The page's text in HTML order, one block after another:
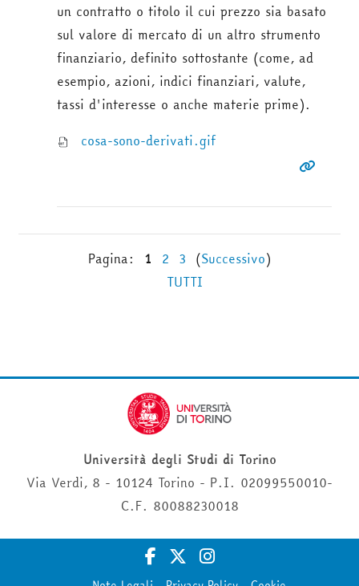
un contratto o titolo il cui prezzo sia basato
sul valore di mercato di un altro strumento
finanziario, definito sottostante (come, ad
esempio, azioni, indici finanziari, valute,
tassi d'interesse o anche materie prime).
cosa-sono-derivati.gif
Pagina: 1 2 3 (Successivo)
TUTTI
Università degli Studi di Torino
Via Verdi, 8 - 10124 Torino - P.I. 02099550010-
C.F. 80088230018